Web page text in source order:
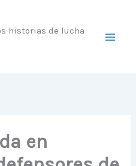
historias de lucha
en